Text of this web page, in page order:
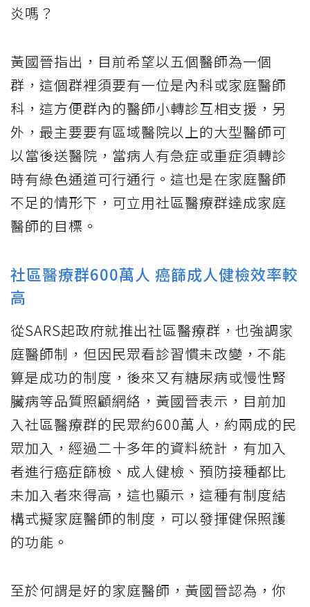
炎嗎？
黃國晉指出，目前希望以五個醫師為一個
群，這個群裡須要有一位是內科或家庭醫師
科，這方便群內的醫師小轉診互相支援，另
外，最主要要有區域醫院以上的大型醫師可
以當後送醫院，當病人有急症或重症須轉診
時有綠色通道可行通行。這也是在家庭醫師
不足的情形下，可立用社區醫療群達成家庭
醫師的目標。
社區醫療群600萬人 癌篩成人健檢效率較
高
從SARS起政府就推出社區醫療群，也強調家
庭醫師制，但因民眾看診習慣未改變，不能
算是成功的制度，後來又有糖尿病或慢性腎
臟病等品質照顧網絡，黃國晉表示，目前加
入社區醫療群的民眾約600萬人，約兩成的民
眾加入，經過二十多年的資料統計，有加入
者進行癌症篩檢、成人健檢、預防接種都比
未加入者來得高，這也顯示，這種有制度結
構式擬家庭醫師的制度，可以發揮健保照護
的功能。
至於何謂是好的家庭醫師，黃國晉認為，你